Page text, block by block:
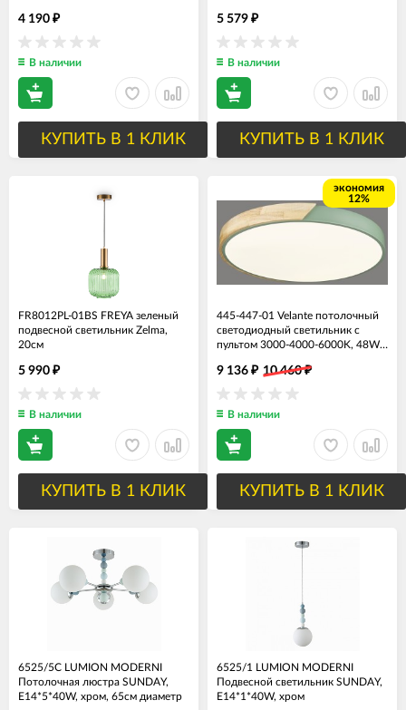
4 190 ₽
В наличии
КУПИТЬ В 1 КЛИК
5 579 ₽
В наличии
КУПИТЬ В 1 КЛИК
FR8012PL-01BS FREYA зеленый
подвесной светильник Zelma,
20см
5 990 ₽
В наличии
КУПИТЬ В 1 КЛИК
экономия
12%
445-447-01 Velante потолочный
светодиодный светильник с
пультом 3000-4000-6000K, 48W,
деревом
9 136 ₽ 10 460₽
В наличии
КУПИТЬ В 1 КЛИК
6525/5C LUMION MODERNI
Потолочная люстра SUNDAY,
E14*5*40W, хром, 65см диаметр
6525/1 LUMION MODERNI
Подвесной светильник SUNDAY,
E14*1*40W, хром